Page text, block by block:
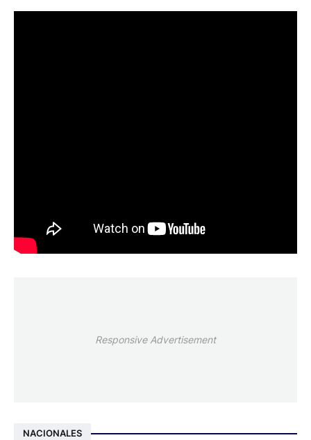
Responsive Advertisement
NACIONALES